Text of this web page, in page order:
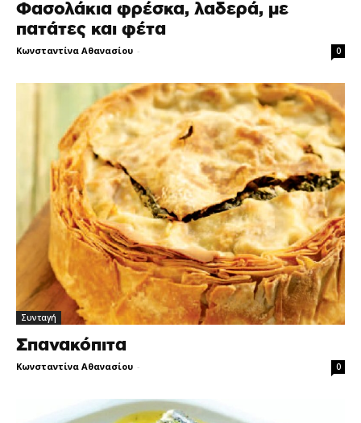
Φασολάκια φρέσκα, λαδερά, με
πατάτες και φέτα
Κωνσταντίνα Αθανασίου - 0
Συνταγή
Σπανακόπιτα
Κωνσταντίνα Αθανασίου - 0